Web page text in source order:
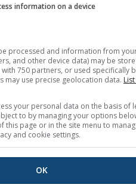
information on a device
processed and information from
and other device data) may be
750 partners, or used specifically
may use precise geolocation data.
your personal data on the basis of
to by managing your options
this page or in the site menu to
and cookie settings.
OK